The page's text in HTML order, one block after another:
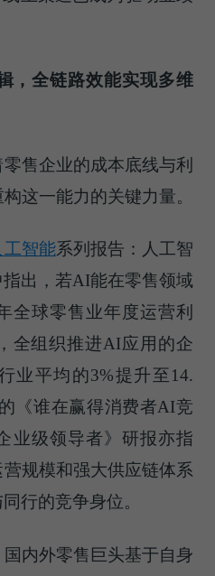
，全链路效能实现多维
售企业的成本底线与利
这一能力的关键力量。
工智能系列报告：人工智
出，若AI能在零售领域
全球零售业年度运营利
全组织推进AI应用的企
业平均的3%提升至14.
《谁在赢得消费者AI竞
业级领导者》研报亦指
规模和强大供应链体系
行的竞争身位。
内外零售巨头基于自身